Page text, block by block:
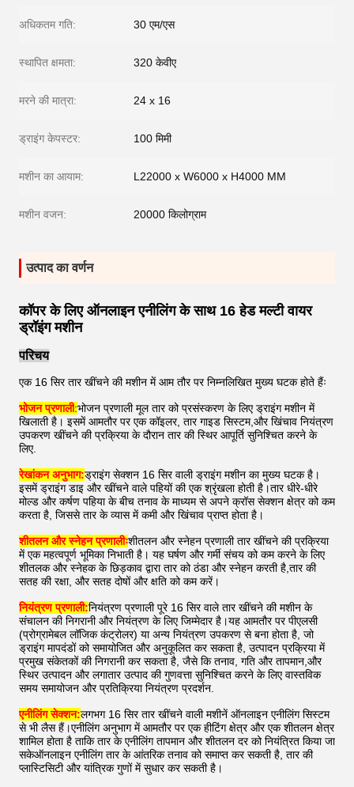
अधिकतम गति: 30 एम/एस
स्थापित क्षमता: 320 केवीए
मरने की मात्रा: 24 x 16
ड्राइंग केपस्टर: 100 मिमी
मशीन का आयाम: L22000 x W6000 x H4000 MM
मशीन वजन: 20000 किलोग्राम
उत्पाद का वर्णन
कॉपर के लिए ऑनलाइन एनीलिंग के साथ 16 हेड मल्टी वायर
ड्रॉइंग मशीन
परिचय
एक 16 सिर तार खींचने की मशीन में आम तौर पर निम्नलिखित मुख्य घटक होते हैंः
भोजन प्रणाली:भोजन प्रणाली मूल तार को प्रसंस्करण के लिए ड्राइंग मशीन में
खिलाती है। इसमें आमतौर पर एक कॉइलर, तार गाइड सिस्टम,और खिंचाव नियंत्रण
उपकरण खींचने की प्रक्रिया के दौरान तार की स्थिर आपूर्ति सुनिश्चित करने के
लिए.
रेखांकन अनुभाग:ड्राइंग सेक्शन 16 सिर वाली ड्राइंग मशीन का मुख्य घटक है।
इसमें ड्राइंग डाइ और खींचने वाले पहियों की एक श्रृंखला होती है।तार धीरे-धीरे
मोल्ड और कर्षण पहिया के बीच तनाव के माध्यम से अपने क्रॉस सेक्शन क्षेत्र को कम
करता है, जिससे तार के व्यास में कमी और खिंचाव प्राप्त होता है।
शीतलन और स्नेहन प्रणालीःशीतलन और स्नेहन प्रणाली तार खींचने की प्रक्रिया
में एक महत्वपूर्ण भूमिका निभाती है। यह घर्षण और गर्मी संचय को कम करने के लिए
शीतलक और स्नेहक के छिड़काव द्वारा तार को ठंडा और स्नेहन करती है,तार की
सतह की रक्षा, और सतह दोषों और क्षति को कम करें।
नियंत्रण प्रणाली:नियंत्रण प्रणाली पूरे 16 सिर वाले तार खींचने की मशीन के
संचालन की निगरानी और नियंत्रण के लिए जिम्मेदार है।यह आमतौर पर पीएलसी
(प्रोग्रामेबल लॉजिक कंट्रोलर) या अन्य नियंत्रण उपकरण से बना होता है, जो
ड्राइंग मापदंडों को समायोजित और अनुकूलित कर सकता है, उत्पादन प्रक्रिया में
प्रमुख संकेतकों की निगरानी कर सकता है, जैसे कि तनाव, गति और तापमान,और
स्थिर उत्पादन और लगातार उत्पाद की गुणवत्ता सुनिश्चित करने के लिए वास्तविक
समय समायोजन और प्रतिक्रिया नियंत्रण प्रदर्शन.
एनीलिंग सेक्शन:लगभग 16 सिर तार खींचने वाली मशीनें ऑनलाइन एनीलिंग सिस्टम
से भी लैस हैं।एनीलिंग अनुभाग में आमतौर पर एक हीटिंग क्षेत्र और एक शीतलन क्षेत्र
शामिल होता है ताकि तार के एनीलिंग तापमान और शीतलन दर को नियंत्रित किया जा
सकेऑनलाइन एनीलिंग तार के आंतरिक तनाव को समाप्त कर सकती है, तार की
प्लास्टिसिटी और यांत्रिक गुणों में सुधार कर सकती है।